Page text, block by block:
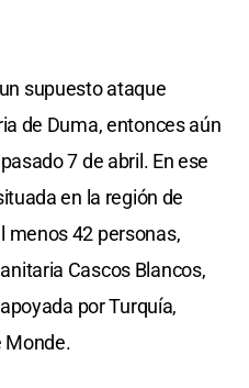
supuesto ataque
de Duma, entonces aún
7 de abril. En ese
en la región de
menos 42 personas,
Cascos Blancos,
por Turquía,
Monde.